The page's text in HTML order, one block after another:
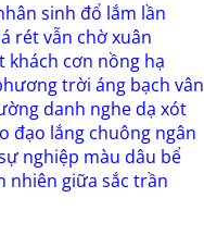
sinh đổ lắm lần
rét vẫn chờ xuân
khách cơn nồng hạ
trời áng bạch vân
danh nghe dạ xót
đạo lắng chuông ngân
nghiệp màu dâu bể
nhiên giữa sắc trần